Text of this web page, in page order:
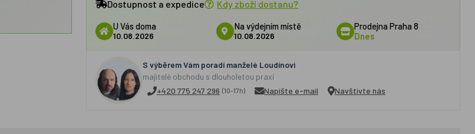
Dostupnost a expedice Kdy zboží dostanu?
U Vás doma
10.08.2026
Na výdejním místě
10.08.2026
Prodejna Praha 8
Dnes
S výběrem Vám poradí manželé Loudínovi
majitelé obchodu s dlouholetou praxí
+420 775 247 296 (10-17h) Napište e-mail Navštivte nás